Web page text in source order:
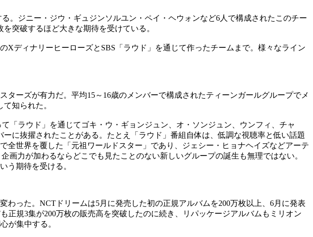
。ジニー・ジウ・ギュジンソルユン・ペイ・ヘウォンなど6人で構成されたこのチー
突破するほど大きな期待を受けている。
XディナリーヒーローズとSBS「ラウド」を通じて作ったチームまで。様々なライン
ーズが有力だ。平均15～16歳のメンバーで構成されたティーンガールグループでメ
知られた。
「ラウド」を通じてゴキ・ウ・ギョンジュン、オ・ソンジュン、ウンフィ、チャ
に抜擢されたことがある。たとえ「ラウド」番組自体は、低調な視聴率と低い話題
世界を覆した「元祖ワールドスター」であり、ジェシー・ヒョナヘイズなどアーテ
力が加わるならどこでも見たことのない新しいグループの誕生も無理ではない。
う期待を受ける。
った。NCTドリームは5月に発売した初の正規アルバムを200万枚以上、6月に発表
正規3集が200万枚の販売高を突破したのに続き、リパッケージアルバムもミリオン
が集中する。